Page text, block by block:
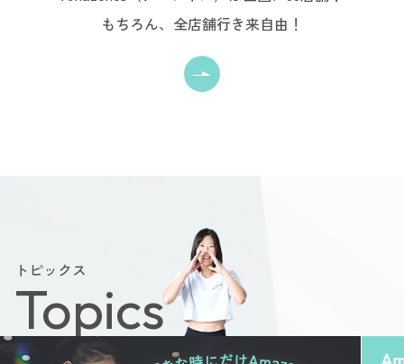
もちろん、全店舗行き来自由！
トピックス
Topics